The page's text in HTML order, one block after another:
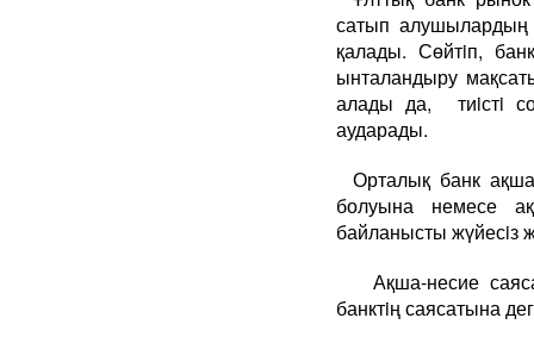
сатып алушылардың
қалады. Сөйтiп,
ынталандыру
алады да, тиiстi
аударады.
Орталық банк
болуына немесе
байланысты жүйесiз
Ақша-несие
банктiң саясатына